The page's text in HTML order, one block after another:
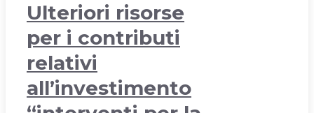
Ulteriori risorse
per i contributi
relativi
all’investimento